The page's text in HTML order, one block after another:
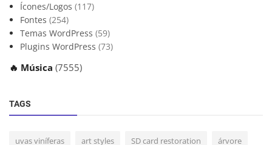
Ícones/Logos (117)
Fontes (254)
Temas WordPress (59)
Plugins WordPress (73)
🔥 Música (7555)
TAGS
uvas viníferas art styles SD card restoration árvore